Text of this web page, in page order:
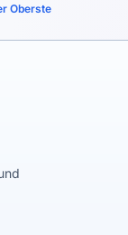
Oberste